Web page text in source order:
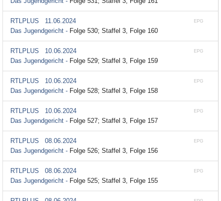
EPG
RTLPLUS
11.06.2024
Das Jugendgericht - Folge 530; Staffel 3, Folge 160
EPG
RTLPLUS
10.06.2024
Das Jugendgericht - Folge 529; Staffel 3, Folge 159
EPG
RTLPLUS
10.06.2024
Das Jugendgericht - Folge 528; Staffel 3, Folge 158
EPG
RTLPLUS
10.06.2024
Das Jugendgericht - Folge 527; Staffel 3, Folge 157
EPG
RTLPLUS
08.06.2024
Das Jugendgericht - Folge 526; Staffel 3, Folge 156
EPG
RTLPLUS
08.06.2024
Das Jugendgericht - Folge 525; Staffel 3, Folge 155